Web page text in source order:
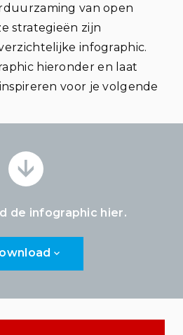
van open
strategieën zijn
infographic.
hieronder en laat
voor je volgende
de infographic hier.